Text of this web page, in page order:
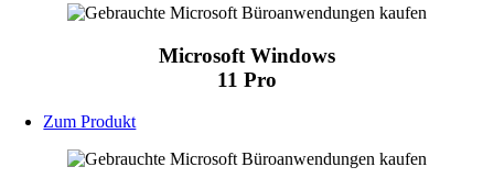
Microsoft Windows
11 Pro
Zum Produkt